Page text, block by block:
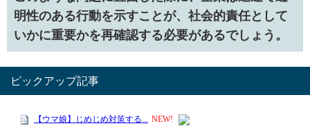
明性のある行動を示すことが、社会的責任として
いかに重要かを再確認する必要があるでしょう。
ピックアップ記事